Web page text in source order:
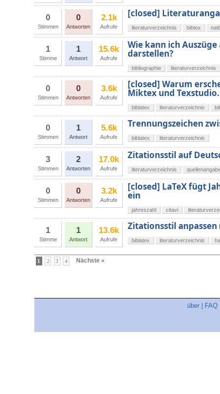
0
Stimmen
0
Antworten
2.1k
Aufrufe
[closed]
literaturverzeichnis bibtex
1
Stimme
1
Antwort
15.6k
Aufrufe
Wie kann ich
darstellen?
bibliographie literaturverzeichnis
0
Stimmen
0
Antworten
3.6k
Aufrufe
[closed] Warum
Miktex und Texstudio.
biblatex literaturverzeichnis
0
Stimmen
1
Antwort
5.6k
Aufrufe
Trennungszeichen
biblatex literaturverzeichnis
3
Stimmen
2
Antworten
17.0k
Aufrufe
Zitationsstil auf
literaturverzeichnis
0
Stimmen
0
Antworten
3.2k
Aufrufe
[closed] LaTeX fügt
ein
jahreszahl citavi
1
Stimme
1
Antwort
13.6k
Aufrufe
Zitationsstil
biblatex literaturverzeichnis
1 2 3 4 Nächste »
über FAQ